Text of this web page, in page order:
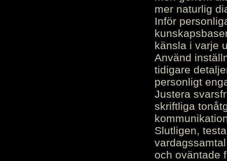
mer naturlig
Inför
känsla i varje
Använd
tidigare
personligt
Justera
skriftliga
Slutligen,
och oväntade